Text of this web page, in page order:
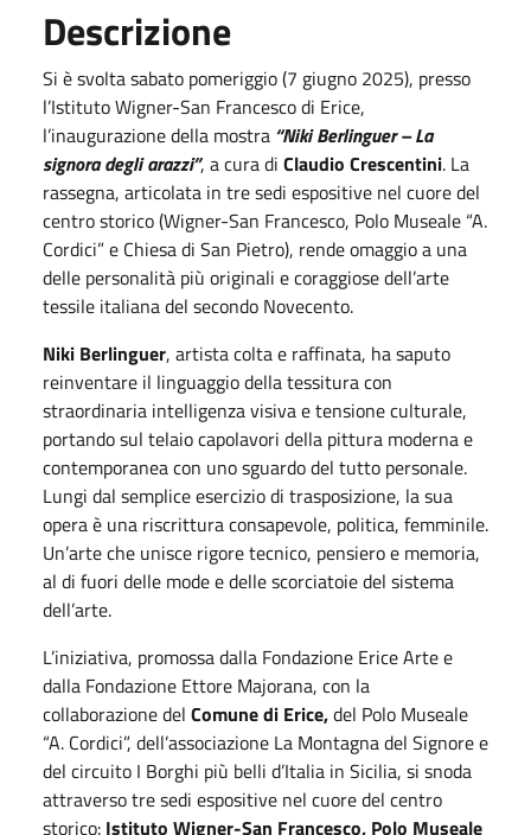
Descrizione
Si è svolta sabato pomeriggio (7 giugno 2025), presso
l’Istituto Wigner-San Francesco di Erice,
l’inaugurazione della mostra “Niki Berlinguer – La
signora degli arazzi”, a cura di Claudio Crescentini. La
rassegna, articolata in tre sedi espositive nel cuore del
centro storico (Wigner-San Francesco, Polo Museale “A.
Cordici” e Chiesa di San Pietro), rende omaggio a una
delle personalità più originali e coraggiose dell’arte
tessile italiana del secondo Novecento.
Niki Berlinguer, artista colta e raffinata, ha saputo
reinventare il linguaggio della tessitura con
straordinaria intelligenza visiva e tensione culturale,
portando sul telaio capolavori della pittura moderna e
contemporanea con uno sguardo del tutto personale.
Lungi dal semplice esercizio di trasposizione, la sua
opera è una riscrittura consapevole, politica, femminile.
Un’arte che unisce rigore tecnico, pensiero e memoria,
al di fuori delle mode e delle scorciatoie del sistema
dell’arte.
L’iniziativa, promossa dalla Fondazione Erice Arte e
dalla Fondazione Ettore Majorana, con la
collaborazione del Comune di Erice,del Polo Museale
“A. Cordici”, dell’associazione La Montagna del Signore e
del circuito I Borghi più belli d’Italia in Sicilia, si snoda
attraverso tre sedi espositive nel cuore del centro
storico: Istituto Wigner-San Francesco, Polo Museale